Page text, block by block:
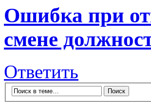
Ошибка при
смене
Ответить